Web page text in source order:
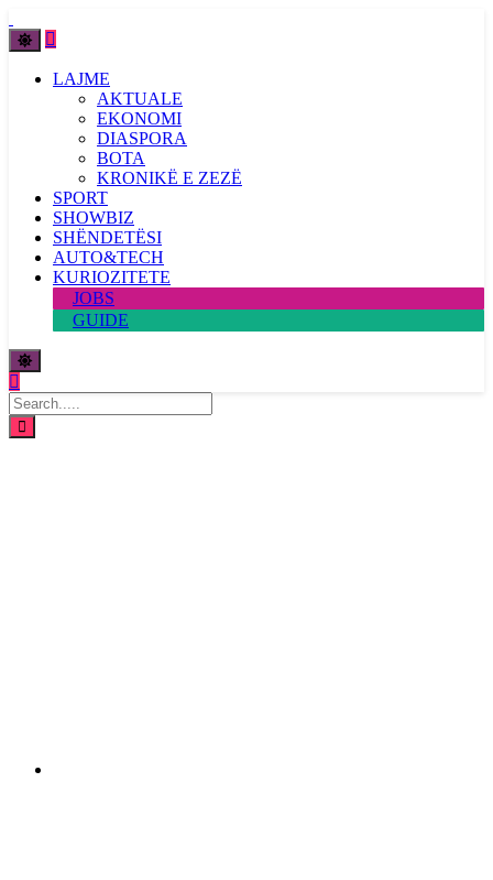
LAJME
AKTUALE
EKONOMI
DIASPORA
BOTA
KRONIKË E ZEZË
SPORT
SHOWBIZ
SHËNDETËSI
AUTO&TECH
KURIOZITETE
JOBS
GUIDE